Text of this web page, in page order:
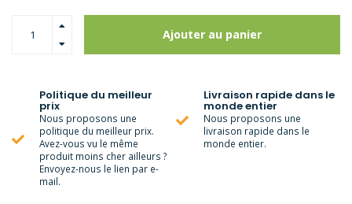
Ajouter au panier
Politique du meilleur
prix
Nous proposons une
politique du meilleur prix.
Avez-vous vu le même
produit moins cher ailleurs ?
Envoyez-nous le lien par e-
mail.
Livraison rapide dans le
monde entier
Nous proposons une
livraison rapide dans le
monde entier.